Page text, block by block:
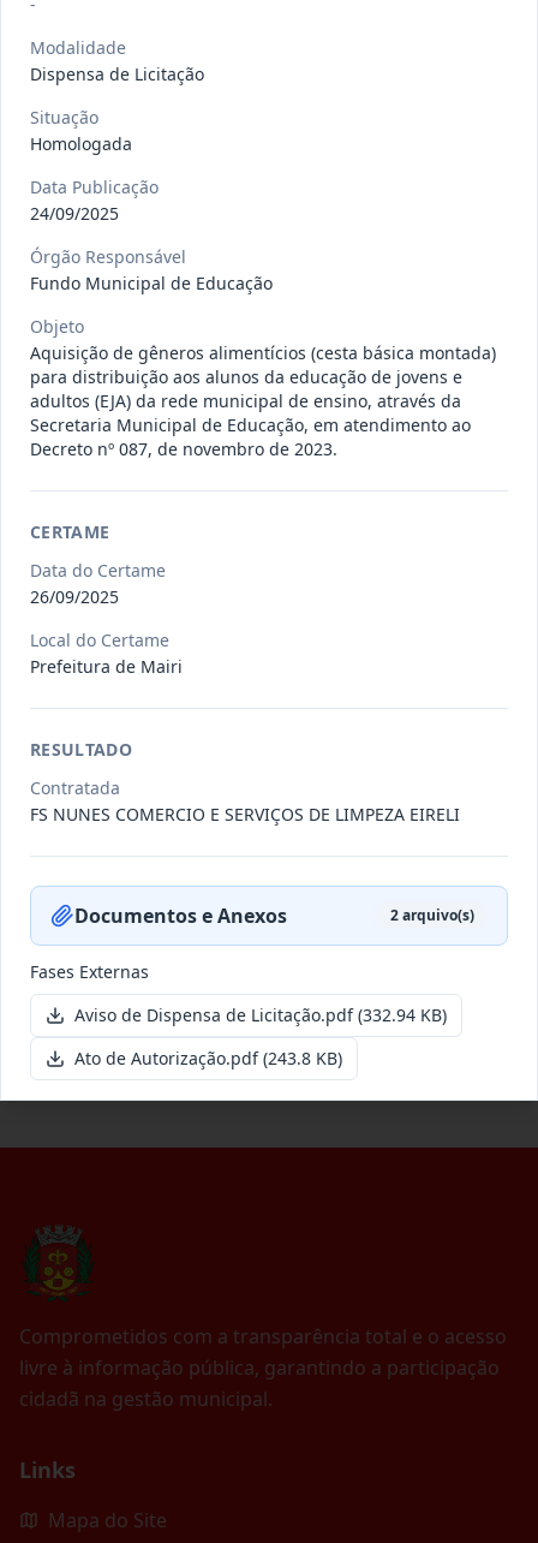
Situação : Publicada
013/2026
Pregão
Registro de preço para aquisição de
Situação: Publicada Data:15/07/2026
009/2026
Credenciamento
credenciamento de pessoa
jurídica para prestação de
serviços...
Situação: Publicada Data:15/07/2026 Ver detalhes
011/2026
Credenciamento
Situação: Publicada Data:19/06/2026 Ver detalhes
007/2026
Concorrência
Contratação de empresa
especializada para pavimentação
em pa...
Situação: Publicada Data:27/05/2026 Ver detalhes
Itens por página: 10 Exibindo1– 10de251 registros
Anterior
1 2 … 26 Próximo
Comprometidos com a transparência total e o acesso
livre à informação pública, garantindo a participação
cidadã na gestão municipal.
Links
Mapa do Site
Modalidade
Dispensa de Licitação
Situação
Homologada
Data Publicação
24/09/2025
Órgão Responsável
Fundo Municipal de Educação
Objeto
Aquisição de gêneros alimentícios (cesta básica montada)
para distribuição aos alunos da educação de jovens e
adultos (EJA) da rede municipal de ensino, através da
Secretaria Municipal de Educação, em atendimento ao
Decreto nº 087, de novembro de 2023.
CERTAME
Data do Certame
26/09/2025
Local do Certame
Prefeitura de Mairi
RESULTADO
Contratada
FS NUNES COMERCIO E SERVIÇOS DE LIMPEZA EIRELI
Documentos e Anexos 2arquivo(s)
Fases Externas
Aviso de Dispensa de Licitação.pdf(332.94 KB)
Ato de Autorização.pdf(243.8 KB)